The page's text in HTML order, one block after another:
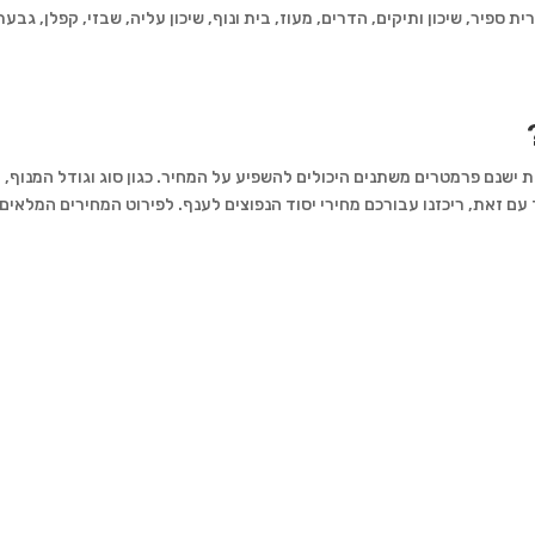
ספיר, שיכון ותיקים, הדרים, מעוז, בית ונוף, שיכון עליה, שבזי, קפלן,
פרמטרים משתנים היכולים להשפיע על המחיר. כגון סוג וגודל
זאת, ריכזנו עבורכם מחירי יסוד הנפוצים לענף. לפירוט המחירים